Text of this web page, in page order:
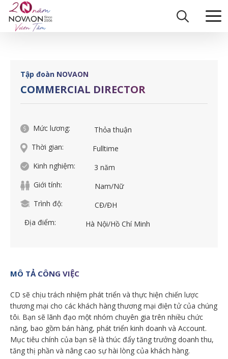
content
Trang chủ |
Tập đoàn NOVAON
COMMERCIAL DIRECTOR
Mức lương:
Thỏa thuận
Thời gian:
Fulltime
Kinh nghiệm:
3 năm
Giới tính:
Nam/Nữ
Trình độ:
CĐ/ĐH
Địa điểm:
Hà Nội/Hồ Chí Minh
MÔ TẢ CÔNG VIỆC
CD sẽ chịu trách nhiệm phát triển và thực hiện chiến lược
thương mại cho các khách hàng thương mại điện tử của chúng
tôi. Bạn sẽ lãnh đạo một nhóm chuyên gia trên nhiều chức
năng, bao gồm bán hàng, phát triển kinh doanh và Account.
Mục tiêu chính của bạn sẽ là thúc đẩy tăng trưởng doanh thu,
tăng thị phần và nâng cao sự hài lòng của khách hàng.